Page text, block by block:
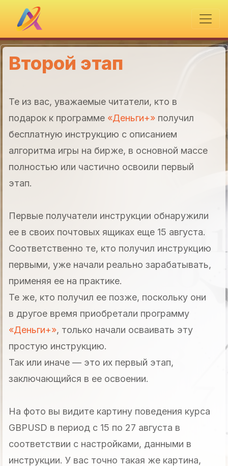
Второй этап
Те из вас, уважаемые читатели, кто в
подарок к программе «Деньги+» получил
бесплатную инструкцию с описанием
алгоритма игры на бирже, в основной массе
полностью или частично освоили первый
этап.
Первые получатели инструкции обнаружили
ее в своих почтовых ящиках еще 15 августа.
Соответственно те, кто получил инструкцию
первыми, уже начали реально зарабатывать,
применяя ее на практике.
Те же, кто получил ее позже, поскольку они
в другое время приобретали программу
«Деньги+», только начали осваивать эту
простую инструкцию.
Так или иначе — это их первый этап,
заключающийся в ее освоении.
На фото вы видите картину поведения курса
GBPUSD в период с 15 по 27 августа в
соответствии с настройками, данными в
инструкции. У вас точно такая же картина,